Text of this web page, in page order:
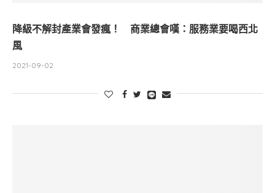
降級不解封產業會發瘋！ 商業總會嘆：服務業要喝西北
風
2021-09-02